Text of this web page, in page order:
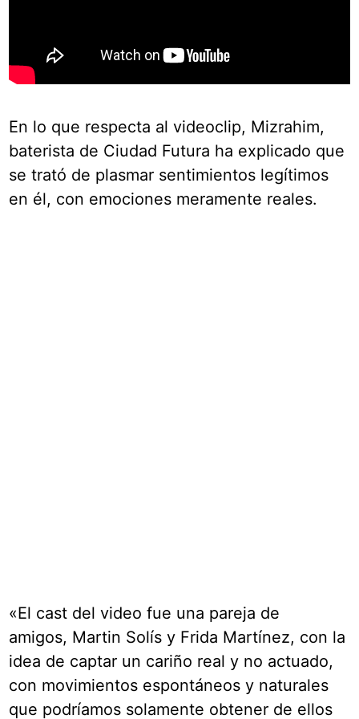
En lo que respecta al videoclip, Mizrahim,
baterista de Ciudad Futura ha explicado que
se trató de plasmar sentimientos legítimos
en él, con emociones meramente reales.
«El cast del video fue una pareja de
amigos, Martin Solís y Frida Martínez, con la
idea de captar un cariño real y no actuado,
con movimientos espontáneos y naturales
que podríamos solamente obtener de ellos